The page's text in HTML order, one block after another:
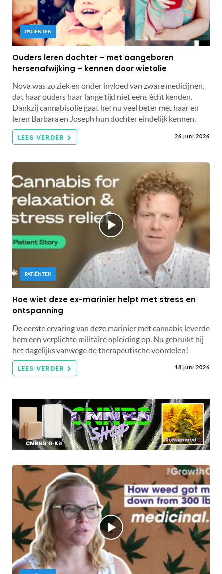
PATIËNTEN
Ouders leren dochter – met aangeboren
hersenafwijking – kennen door wietolie
Nova was zo ziek en onder invloed van zware medicijnen,
dat haar ouders haar lange tijd niet eens écht kenden.
Dankzij cannabisolie gaat het nu veel beter met haar en
leren Barbara en Joseph hun dochter eindelijk kennen.
LEES VERDER 26 juni 2026
PATIËNTEN
Hoe wiet deze ex-marinier helpt met stress en
ontspanning
De eerste ervaring van deze marinier met cannabis leverde
hem een ​​verplichte militaire opleiding op. Nu gebruikt hij
het dagelijks vanwege de therapeutische voordelen!
LEES VERDER 18 juni 2026